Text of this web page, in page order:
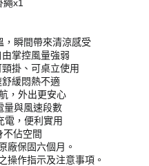
繩x1
，瞬間帶來清涼感受
掌控風量強弱
掛、可桌立使用
舒緩悶熱不適
，外出更安心
量與風速段數
電，便利實用
不佔空間
廠保固六個月。
操作指示及注意事項。